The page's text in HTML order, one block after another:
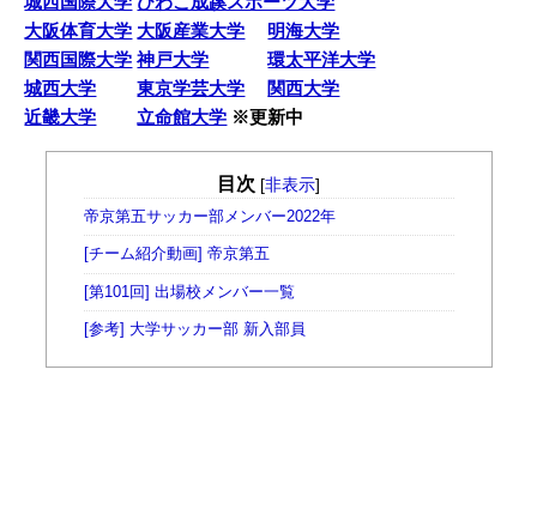
大阪体育大学 大阪産業大学
明海大学
関西国際大学 神戸大学
環太平洋大学
城西大学
東京学芸大学
関西大学
近畿大学
立命館大学 ※更新中
目次 [非表示]
帝京第五サッカー部メンバー2022年
[チーム紹介動画] 帝京第五
[第101回] 出場校メンバー一覧
[参考] 大学サッカー部 新入部員